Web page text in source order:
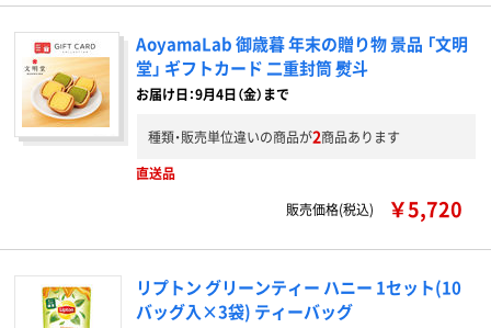
AoyamaLab 御歳暮 年末の贈り物 景品 「文明
堂」 ギフトカード 二重封筒 熨斗
お届け日：9月4日（金）まで
種類・販売単位違いの商品が2商品あります
直送品
販売価格(税込)
￥5,720
リプトン グリーンティー ハニー 1セット(10
バッグ入×3袋) ティーバッグ